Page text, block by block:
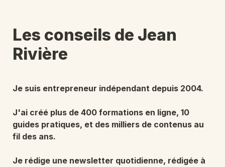
Les conseils de Jean
Rivière
Je suis entrepreneur indépendant depuis 2004.
J'ai créé plus de 400 formations en ligne, 10
guides pratiques, et des milliers de contenus au
fil des ans.
Je rédige une newsletter quotidienne, rédigée à